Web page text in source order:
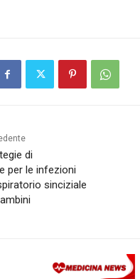
di
per le infezioni
sinciziale